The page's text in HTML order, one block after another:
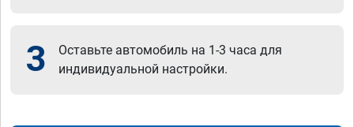
3
Оставьте автомобиль на 1-3 часа для
индивидуальной настройки.